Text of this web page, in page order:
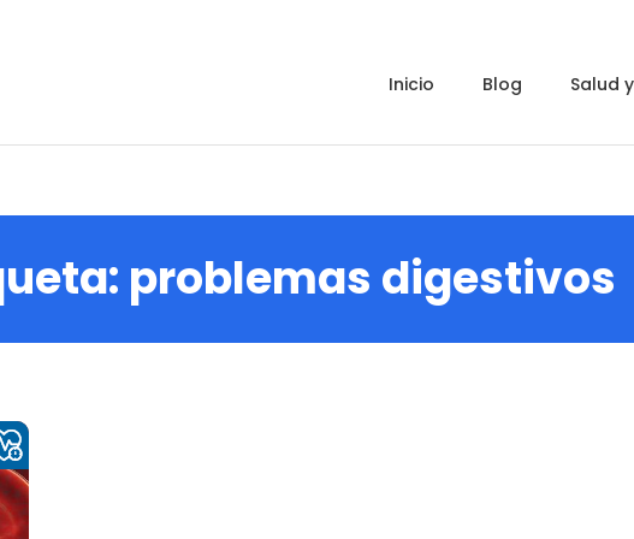
inicio blog salud
problemas digestivos